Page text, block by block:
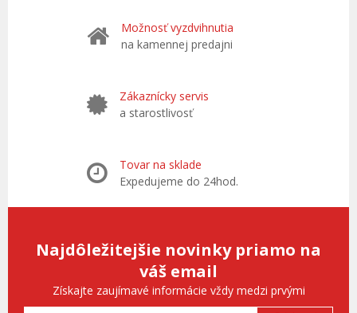
Možnosť vyzdvihnutia
na kamennej predajni
Zákaznícky servis
a starostlivosť
Tovar na sklade
Expedujeme do 24hod.
Najdôležitejšie novinky priamo na
váš email
Získajte zaujímavé informácie vždy medzi prvými